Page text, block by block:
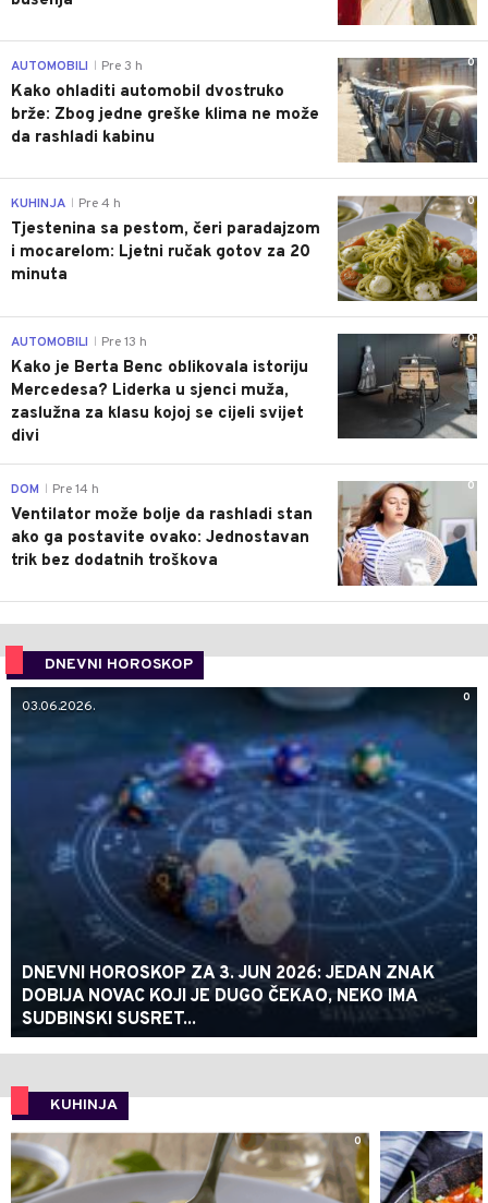
0
AUTOMOBILI Pre 3 h
Kako ohladiti automobil dvostruko
brže: Zbog jedne greške klima ne može
da rashladi kabinu
0
KUHINJA Pre 4 h
Tjestenina sa pestom, čeri paradajzom
i mocarelom: Ljetni ručak gotov za 20
minuta
0
AUTOMOBILI Pre 13 h
Kako je Berta Benc oblikovala istoriju
Mercedesa? Liderka u sjenci muža,
zaslužna za klasu kojoj se cijeli svijet
divi
0
DOM Pre 14 h
Ventilator može bolje da rashladi stan
ako ga postavite ovako: Jednostavan
trik bez dodatnih troškova
DNEVNI HOROSKOP
0
03.06.2026.
DNEVNI HOROSKOP ZA 3. JUN 2026: JEDAN ZNAK
DOBIJA NOVAC KOJI JE DUGO ČEKAO, NEKO IMA
SUDBINSKI SUSRET...
KUHINJA
0